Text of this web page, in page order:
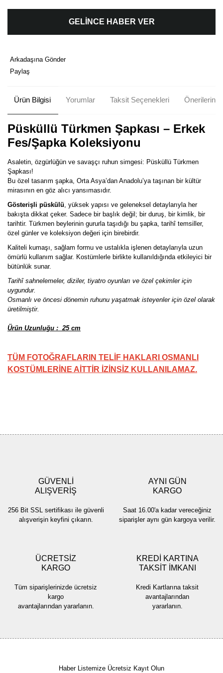
GELİNCE HABER VER
Arkadaşına Gönder
Paylaş
Ürün Bilgisi Yorumlar Taksit Seçenekleri Önerileriniz
Püsküllü Türkmen Şapkası – Erkek
Fes/Şapka Koleksiyonu
Asaletin, özgürlüğün ve savaşçı ruhun simgesi: Püsküllü Türkmen
Şapkası!
Bu özel tasarım şapka, Orta Asya’dan Anadolu’ya taşınan bir kültür
mirasının en göz alıcı yansımasıdır.
Gösterişli püskülü , yüksek yapısı ve geleneksel detaylarıyla her
bakışta dikkat çeker. Sadece bir başlık değil; bir duruş, bir kimlik, bir
tarihtir. Türkmen beylerinin gururla taşıdığı bu şapka, tarihî temsiller,
özel günler ve koleksiyon değeri için birebirdir.
Kaliteli kumaşı, sağlam formu ve ustalıkla işlenen detaylarıyla uzun
ömürlü kullanım sağlar. Kostümlerle birlikte kullanıldığında etkileyici bir
bütünlük sunar.
Tarihî sahnelemeler, diziler, tiyatro oyunları ve özel çekimler için
uygundur.
Osmanlı ve öncesi dönemin ruhunu yaşatmak isteyenler için özel olarak
üretilmiştir.
Ürün Uzunluğu : 25 cm
TÜM FOTOĞRAFLARIN TELİF HAKLARI OSMANLI
KOSTÜMLERİNE AİTTİR İZİNSİZ KULLANILAMAZ.
Ürün bilgilerinde hatalar bulunuyor.
Ürün fiyatı diğer sitelerden daha pahalı.
Bu ürüne benzer farklı alternatifler olmalı.
GÜVENLİ
ALIŞVERİŞ
256 Bit SSL sertifikası ile güvenli
alışverişin keyfini çıkarın.
AYNI GÜN
KARGO
Saat 16.00'a kadar vereceğiniz
siparişler aynı gün kargoya verilir.
ÜCRETSİZ
KARGO
Tüm siparişlerinizde ücretsiz
kargo
avantajlarından yararlanın.
KREDİ KARTINA
TAKSİT İMKANI
Kredi Kartlarına taksit
avantajlarından
yararlanın.
Haber Listemize Ücretsiz Kayıt Olun